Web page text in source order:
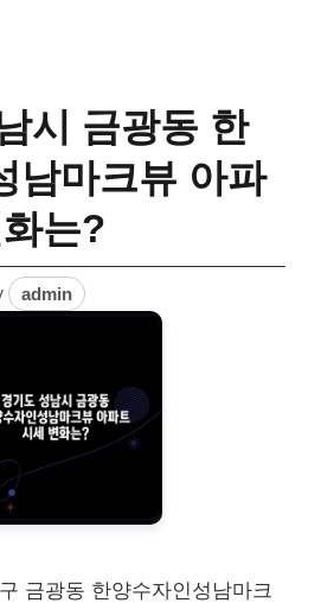
시 금광동 한
남마크뷰 아파
는?
admin
금광동 한양수자인성남마크